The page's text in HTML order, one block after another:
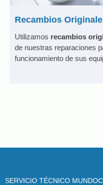
Recambios
Utilizamos recambios
de nuestras reparaciones
funcionamiento de sus
SERVICIO TÉCNICO